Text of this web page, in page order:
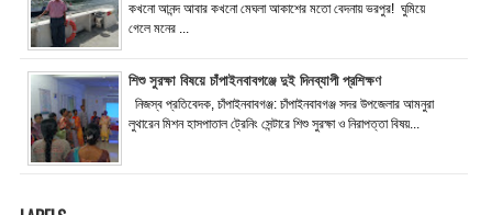
কখনো আনন্দ আবার কখনো মেঘলা আকাশের মতো বেদনায় ভরপুর! ঘুমিয়ে
গেলে মনের ...
শিশু সুরক্ষা বিষয়ে চাঁপাইনবাবগঞ্জে দুই দিনব্যাপী প্রশিক্ষণ
নিজস্ব প্রতিবেদক, চাঁপাইনবাবগঞ্জ: চাঁপাইনবাবগঞ্জ সদর উপজেলার আমনুরা
লুথারেন মিশন হাসপাতাল ট্রেনিং সেন্টারে শিশু সুরক্ষা ও নিরাপত্তা বিষয়...